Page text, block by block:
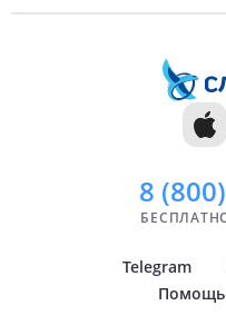
8 (800)
Telegram
Помощь